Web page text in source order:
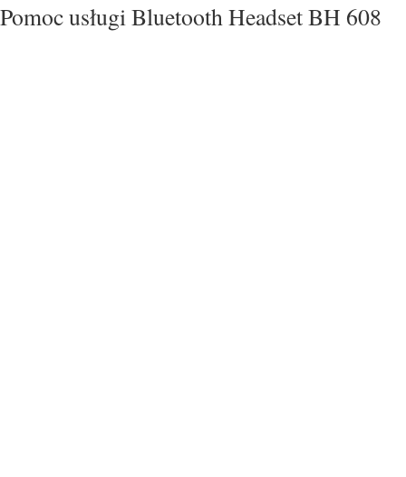
Pomoc usługi Bluetooth Headset BH 608